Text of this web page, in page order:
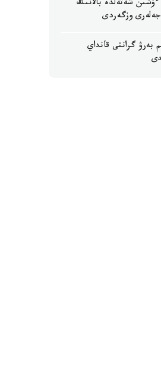
ءۇشىن شەتەلدە بالانىڭ
وزگەردى
بەرۋ گرانتى قانداي